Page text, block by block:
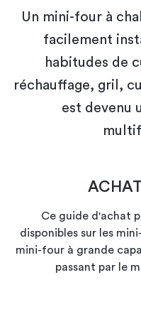
Un mini-four à
facilement
habitudes de
réchauffage, gril,
est devenu
Ce guide d'achat
disponibles sur les
mini-four à grande
passant par le